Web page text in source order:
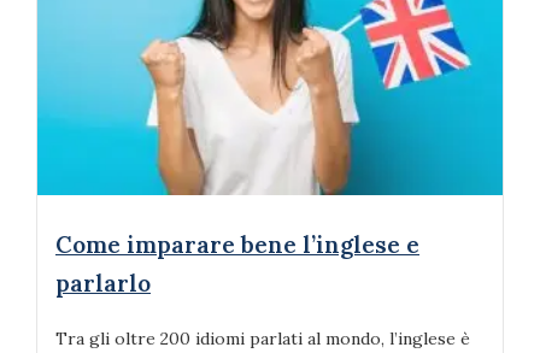
Come imparare bene l’inglese e
parlarlo
Tra gli oltre 200 idiomi parlati al mondo, l’inglese è